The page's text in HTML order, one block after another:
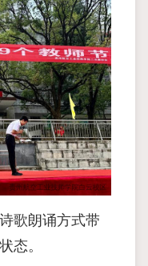
歌朗诵⽅式带
态。